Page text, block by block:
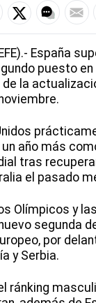
España
puesto en
de la
año más
tras
el pasado
Olímpicos y
segunda
por
y Serbia.
ránking